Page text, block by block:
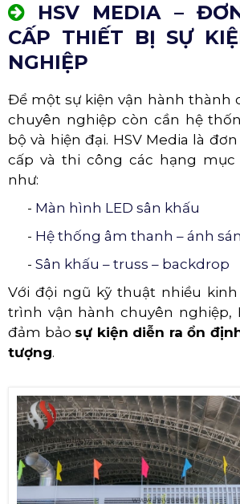
HSV MEDIA –
CẤP THIẾT BỊ SỰ
NGHIỆP
Để một sự kiện vận hành thành
chuyên nghiệp còn cần hệ
bộ và hiện đại. HSV Media là
cấp và thi công các hạng
như:
- Màn hình LED sân khấu
- Hệ thống âm thanh – ánh
- Sân khấu – truss – backdrop
Với đội ngũ kỹ thuật nhiều
trình vận hành chuyên nghiệp,
đảm bảo sự kiện diễn ra ổn
tượng.